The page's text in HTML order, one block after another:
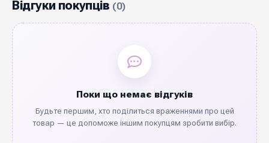
Відгуки покупців (0)
Поки що немає відгуків
Будьте першим, хто поділиться враженнями про цей
товар — це допоможе іншим покупцям зробити вибір.